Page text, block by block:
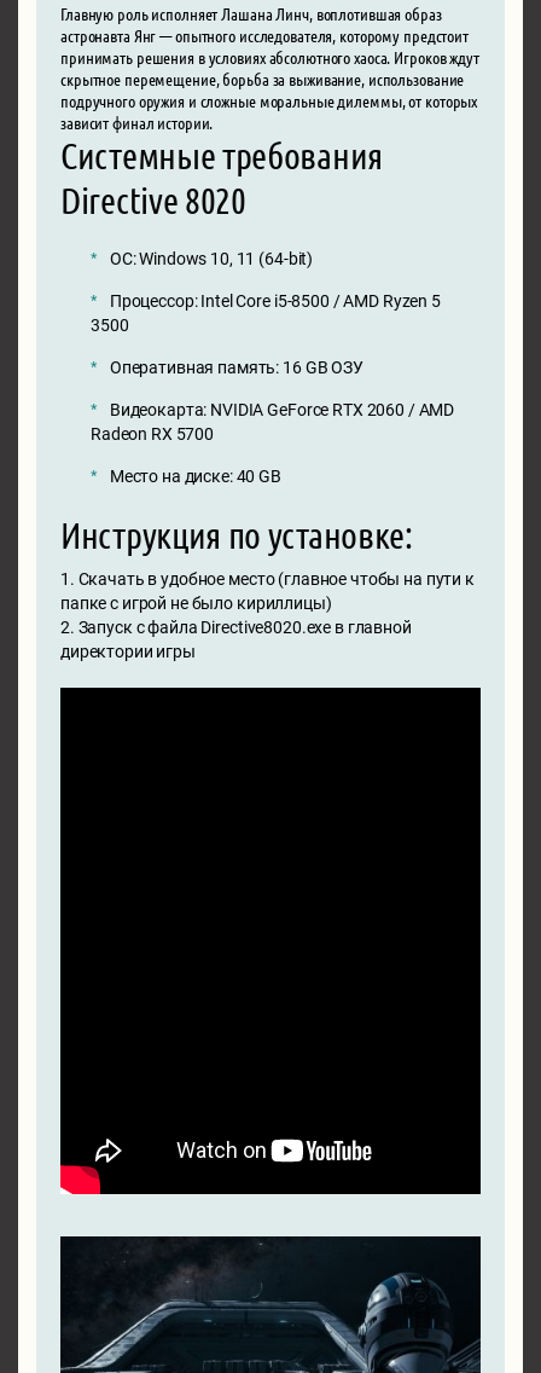
Главную роль исполняет Лашана Линч, воплотившая образ
астронавта Янг — опытного исследователя, которому предстоит
принимать решения в условиях абсолютного хаоса. Игроков ждут
скрытное перемещение, борьба за выживание, использование
подручного оружия и сложные моральные дилеммы, от которых
зависит финал истории.
Системные требования
Directive 8020
ОС: Windows 10, 11 (64-bit)
Процессор: Intel Core i5-8500 / AMD Ryzen 5
3500
Оперативная память: 16 GB ОЗУ
Видеокарта: NVIDIA GeForce RTX 2060 / AMD
Radeon RX 5700
Место на диске: 40 GB
Инструкция по установке:
1. Скачать в удобное место (главное чтобы на пути к
папке с игрой не было кириллицы)
2. Запуск с файла Directive8020.exe в главной
директории игры